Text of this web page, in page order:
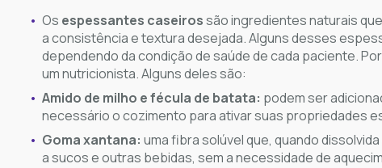
Os espessantes caseirossão ingredientes naturais
a consistência e textura desejada. Alguns desses
dependendo da condição de saúde de cada paciente.
um nutricionista. Alguns deles são:
Amido de milho e fécula de batata: podem ser
necessário o cozimento para ativar suas propriedades
Goma xantana: uma fibra solúvel que, quando
a sucos e outras bebidas, sem a necessidade de